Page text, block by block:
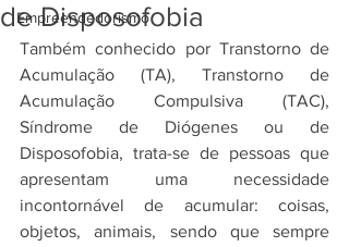
Empreendedorismo
de Disposofobia
Também conhecido por Transtorno de
Acumulação (TA), Transtorno de
Acumulação Compulsiva (TAC),
Síndrome de Diógenes ou de
Disposofobia, trata-se de pessoas que
apresentam uma necessidade
incontornável de acumular: coisas,
objetos, animais, sendo que sempre